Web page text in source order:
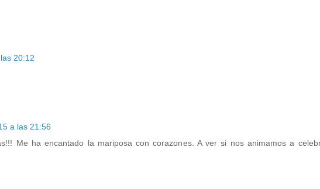
20:12
a las 21:56
Me ha encantado la mariposa con corazones. A ver si nos animamos a